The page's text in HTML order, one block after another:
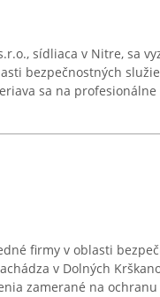
sídliaca v Nitre, sa
bezpečnostných
sa na
firmy v oblasti
v Dolných
zamerané na